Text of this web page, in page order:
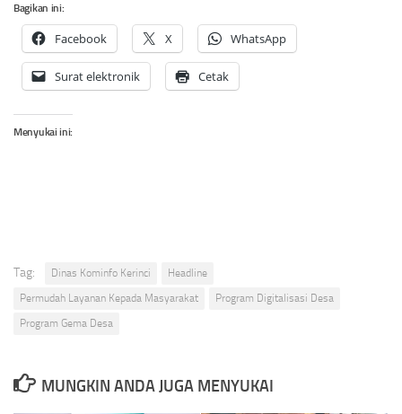
Bagikan ini:
Facebook X WhatsApp
Surat elektronik Cetak
Menyukai ini:
Tag: Dinas Kominfo Kerinci
Headline
Permudah Layanan Kepada Masyarakat
Program Digitalisasi Desa
Program Gema Desa
MUNGKIN ANDA JUGA MENYUKAI